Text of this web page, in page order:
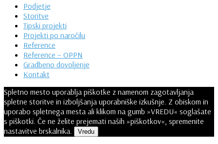
Podjetje
Storitve
Tipski projekti
Projekti po naročilu
Reference
Reference – OPPN
Gradbeno dovoljenje
Kontakt
Spletno mesto uporablja piškotke z namenom zagotavljanja
spletne storitve in izboljšanja uporabniške izkušnje. Z obiskom in
uporabo spletnega mesta ali klikom na gumb »VREDU« soglašate
s piškotki. Če ne želite prejemati naših »piškotkov«, spremenite
nastavitve brskalnika.
Vredu